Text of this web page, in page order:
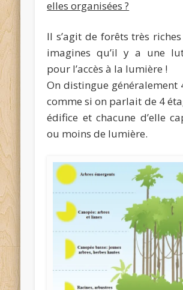
elles organisées ?
Il s’agit de forêts très
imagines qu’il y a une
pour l’accès à la lumière !
On distingue généralement
comme si on parlait de 4
édifice et chacune d’elle
ou moins de lumière.